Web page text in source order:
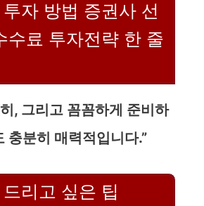
자 방법 증권사 선
수료 투자전략 한 줄
, 그리고 꼼꼼하게 준비하
충분히 매력적입니다.”
리고 싶은 팁